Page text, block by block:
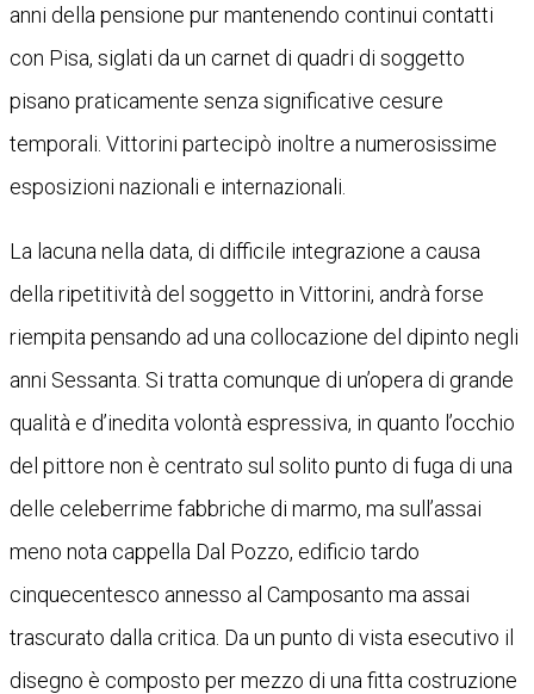
anni della pensione pur mantenendo continui contatti
con Pisa, siglati da un carnet di quadri di soggetto
pisano praticamente senza significative cesure
temporali. Vittorini partecipò inoltre a numerosissime
esposizioni nazionali e internazionali.
La lacuna nella data, di difficile integrazione a causa
della ripetitività del soggetto in Vittorini, andrà forse
riempita pensando ad una collocazione del dipinto negli
anni Sessanta. Si tratta comunque di un’opera di grande
qualità e d’inedita volontà espressiva, in quanto l’occhio
del pittore non è centrato sul solito punto di fuga di una
delle celeberrime fabbriche di marmo, ma sull’assai
meno nota cappella Dal Pozzo, edificio tardo
cinquecentesco annesso al Camposanto ma assai
trascurato dalla critica. Da un punto di vista esecutivo il
disegno è composto per mezzo di una fitta costruzione